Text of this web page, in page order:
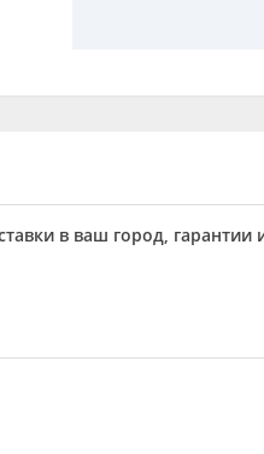
в ваш город, гарантии